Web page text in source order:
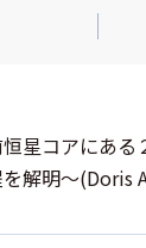
星コアにある
解明～(Doris